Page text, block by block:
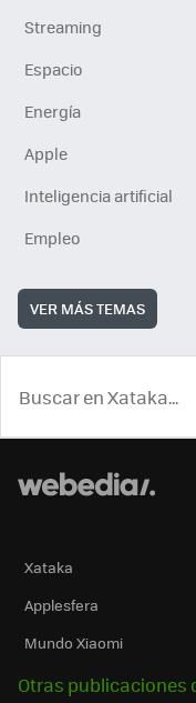
Streaming
Espacio
Energía
Apple
Inteligencia artificial
Empleo
VER MÁS TEMAS
Xataka
Applesfera
Mundo Xiaomi
Otras publicaciones